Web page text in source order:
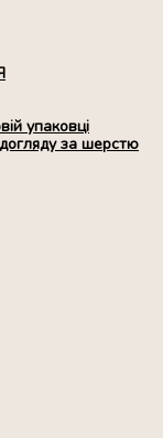
упаковці
за шерстю